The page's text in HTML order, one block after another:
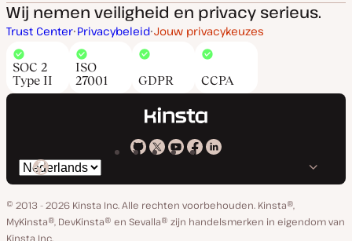
Wij nemen veiligheid en privacy serieus.
Trust Center Privacybeleid Jouw privacykeuzes
SOC 2
Type II
ISO
27001
GDPR CCPA
Kinsta
GitHub
Kinsta
X
Kinsta
YouTube
Kinsta
Facebook
Kinsta
Linkedin
Selecteer
taal
© 2013 - 2026 Kinsta Inc. Alle rechten voorbehouden. Kinsta®,
MyKinsta®, DevKinsta® en Sevalla® zijn handelsmerken in eigendom van
Kinsta Inc.